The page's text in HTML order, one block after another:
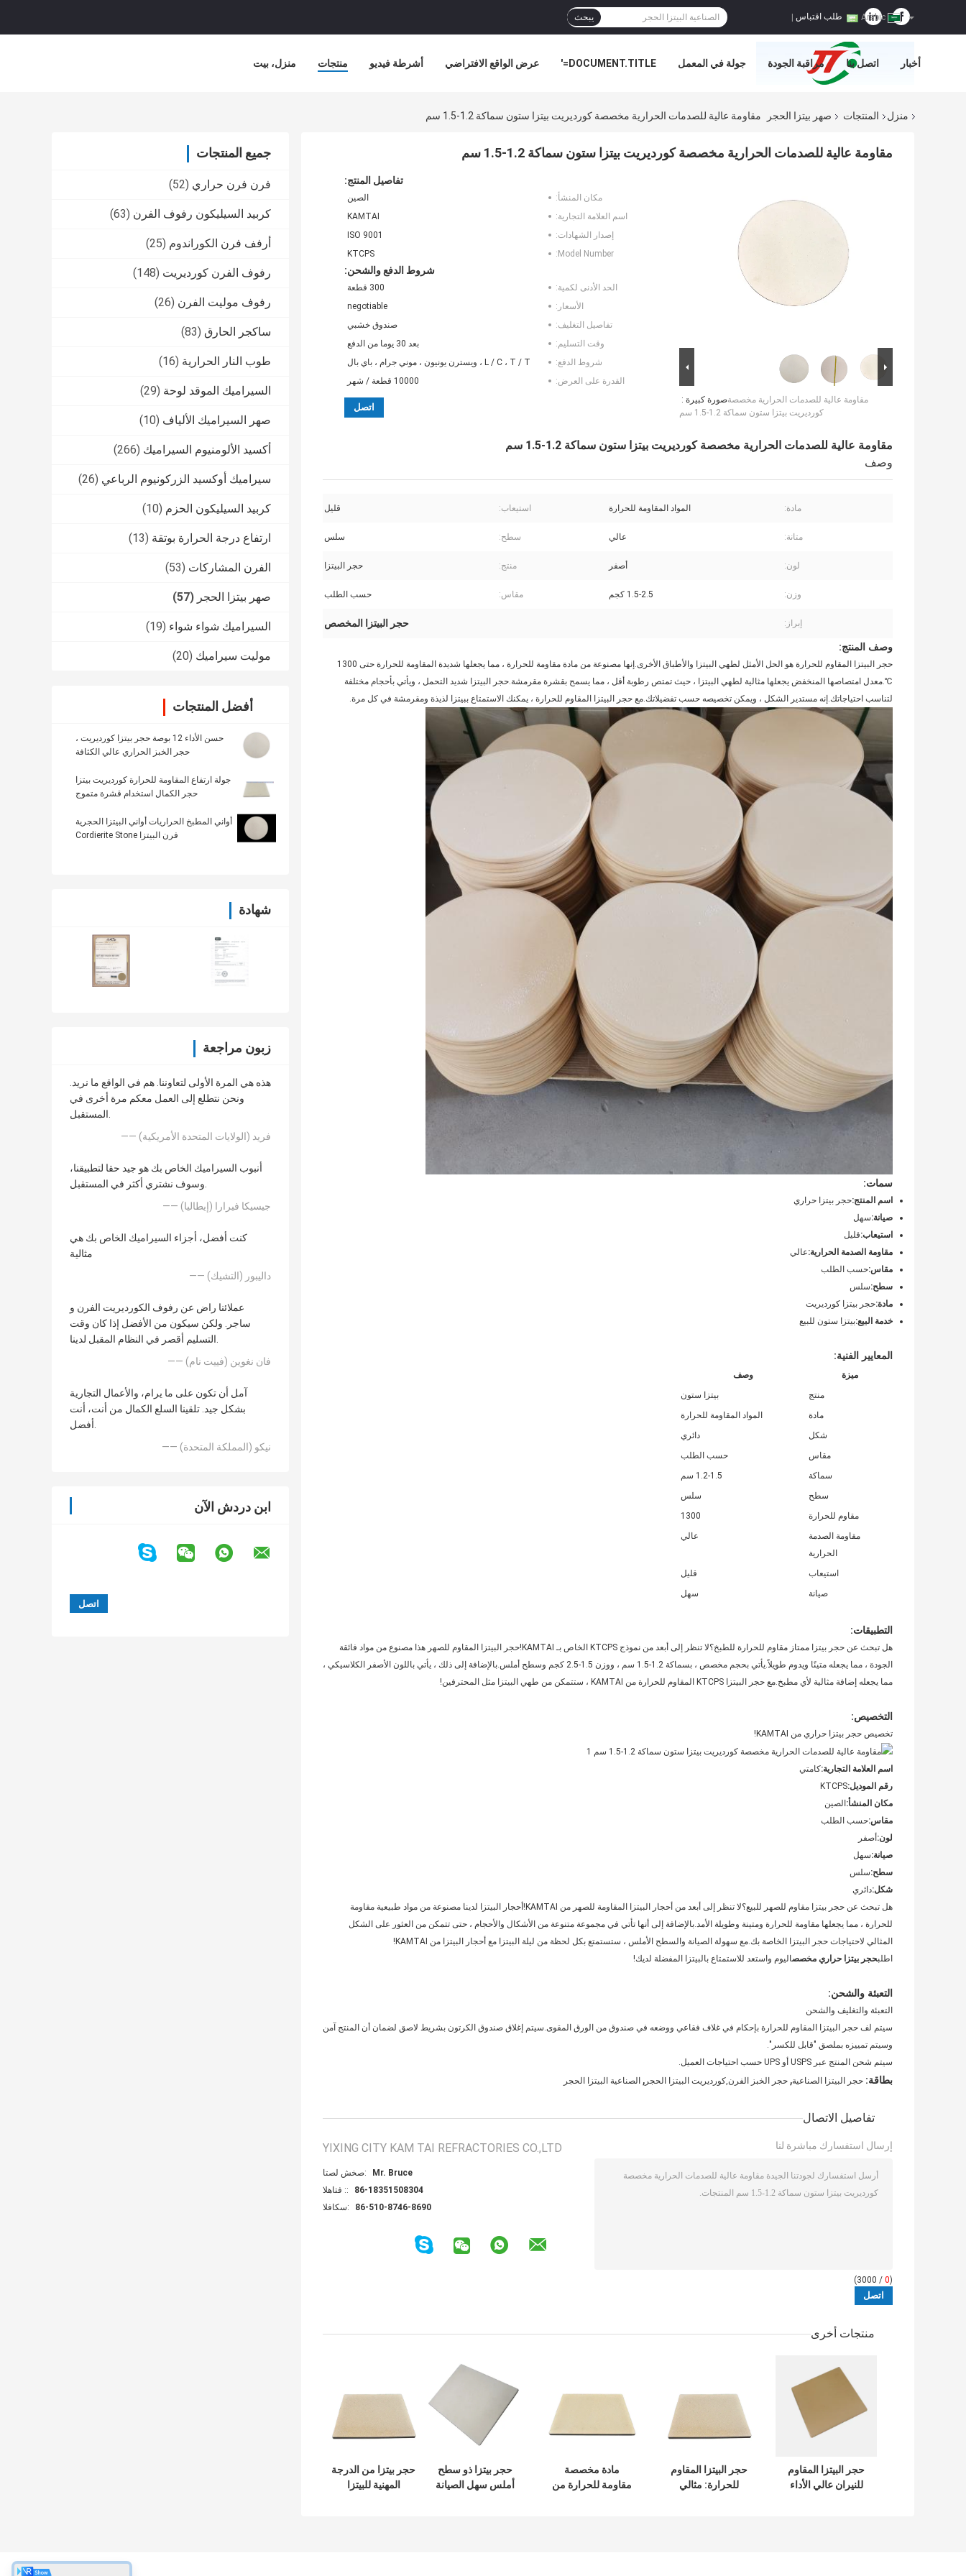
طلب اقتباس يبحث
منزل، بيت منتجات أشرطة فيديو عرض الواقع الافتراضي DOCUMENT.TITLE=' جولة في المعمل مراقبة الجودة اتصل بنا أخبار
منزل
المنتجات صهر بيتزا الحجر مقاومة عالية للصدمات الحرارية مخصصة كورديريت بيتزا ستون سماكة 1.2-1.5 سم
جميع المنتجات
فرن فرن حراري (52)
كربيد السيليكون رفوف الفرن (63)
أرفف فرن الكوراندوم (25)
رفوف الفرن كورديريت (148)
رفوف موليت الفرن (26)
ساكجر الحارق (83)
طوب النار الحرارية (16)
السيراميك الموقد لوحة (29)
صهر السيراميك الألياف (10)
أكسيد الألومنيوم السيراميك (266)
سيراميك أوكسيد الزركونيوم الرباعي (26)
كربيد السيليكون الحزم (10)
ارتفاع درجة الحرارة بوتقة (13)
الفرن المشاركات (53)
صهر بيتزا الحجر (57)
السيراميك شواء شواء (19)
موليت سيراميك (20)
أفضل المنتجات
حسن الأداء 12 بوصة حجر بيتزا كورديريت ،
حجر الخبز الحراري عالي الكثافة
جولة ارتفاع المقاومة للحرارة كورديريت بيتزا
حجر الكمال استخدام قشرة متموج
أواني المطبخ الحراريات أواني البيتزا الحجرية
فرن البيتزا Cordierite Stone
شهادة
زبون مراجعة
هذه هي المرة الأولى لتعاوننا. هم في الواقع ما نريد.
ونحن نتطلع إلى العمل معكم مرة أخرى في
المستقبل.
—— فريد (الولايات المتحدة الأمريكية)
أنبوب السيراميك الخاص بك هو جيد حقا لتطبيقنا،
وسوف نشتري أكثر في المستقبل.
—— جيسيكا فيرارا (إيطاليا)
كنت أفضل، أجزاء السيراميك الخاص بك هي
مثالية
—— داليبور (التشيك)
عملائنا راض عن رفوف الكورديريت الفرن و
ساجر. ولكن سيكون من الأفضل إذا كان وقت
التسليم أقصر في النظام المقبل لدينا.
—— فان نغوين (فييت نام)
آمل أن تكون على ما يرام، والأعمال التجارية
بشكل جيد. تلقينا السلع الكمال من أنت، أنت
أفضل.
—— نيكو (المملكة المتحدة)
ابن دردش الآن
مقاومة عالية للصدمات الحرارية مخصصة كورديريت بيتزا ستون سماكة 1.2-1.5 سم
صورة كبيرة :مقاومة عالية للصدمات الحرارية مخصصة
كورديريت بيتزا ستون سماكة 1.2-1.5 سم
تفاصيل المنتج:
مكان المنشأ:
الصين
اسم العلامة التجارية:
KAMTAI
إصدار الشهادات:
ISO 9001
Model Number:
KTCPS
شروط الدفع والشحن:
الحد الأدنى لكمية:
300 قطعة
الأسعار:
negotiable
تفاصيل التغليف:
صندوق خشبي
وقت التسليم:
بعد 30 يوما من الدفع
شروط الدفع:
L / C ، T / T ، ويسترن يونيون ، موني جرام ، باي بال
القدرة على العرض:
10000 قطعة / شهر
اتصل
مقاومة عالية للصدمات الحرارية مخصصة كورديريت بيتزا ستون سماكة 1.2-1.5 سم
وصف
مادة: المواد المقاومة للحرارة استيعاب: قليل
متانة: عالي سطح: سلس
لون: أصفر منتج: حجر البيتزا
وزن: 1.5-2.5 كجم مقاس: حسب الطلب
إبراز: حجر البيتزا المخصص
وصف المنتج:
حجر البيتزا المقاوم للحرارة هو الحل الأمثل لطهي البيتزا والأطباق الأخرى.إنها مصنوعة من مادة مقاومة للحرارة ، مما يجعلها شديدة المقاومة للحرارة حتى 1300
℃.معدل امتصاصها المنخفض يجعلها مثالية لطهي البيتزا ، حيث تمتص رطوبة أقل ، مما يسمح بقشرة مقرمشة.حجر البيتزا شديد التحمل ، ويأتي بأحجام مختلفة
لتناسب احتياجاتك.إنه مستدير الشكل ، ويمكن تخصيصه حسب تفضيلاتك.مع حجر البيتزا المقاوم للحرارة ، يمكنك الاستمتاع ببيتزا لذيذة ومقرمشة في كل مرة.
سمات:
اسم المنتج:حجر بيتزا حراري
صيانة:سهل
استيعاب:قليل
مقاومة الصدمة الحرارية:عالي
مقاس:حسب الطلب
سطح:سلس
مادة:حجر بيتزا كورديريت
خدمة البيع:بيتزا ستون للبيع
المعايير الفنية:
ميزة
وصف
منتج
بيتزا ستون
مادة
المواد المقاومة للحرارة
شكل
دائري
مقاس
حسب الطلب
سماكة
1.2-1.5 سم
سطح
سلس
مقاوم للحرارة
1300
مقاومة الصدمة
الحرارية
عالي
استيعاب
قليل
صيانة
سهل
التطبيقات:
هل تبحث عن حجر بيتزا ممتاز مقاوم للحرارة للطبخ؟لا تنظر إلى أبعد من نموذج KTCPS الخاص بـ KAMTAI!حجر البيتزا المقاوم للصهر هذا مصنوع من مواد فائقة
الجودة ، مما يجعله متينًا ويدوم طويلاً.يأتي بحجم مخصص ، بسماكة 1.2-1.5 سم ، ووزن 1.5-2.5 كجم وسطح أملس.بالإضافة إلى ذلك ، يأتي باللون الأصفر الكلاسيكي ،
مما يجعله إضافة مثالية لأي مطبخ.مع حجر البيتزا KTCPS المقاوم للحرارة من KAMTAI ، ستتمكن من طهي البيتزا مثل المحترفين!
التخصيص:
تخصيص حجر بيتزا حراري من KAMTAI!
اسم العلامة التجارية:كامتي
رقم الموديل:KTCPS
مكان المنشأ: الصين
مقاس:حسب الطلب
لون: أصفر
صيانة:سهل
سطح:سلس
شكل:دائري
هل تبحث عن حجر بيتزا مقاوم للصهر للبيع؟لا تنظر إلى أبعد من أحجار البيتزا المقاومة للصهر من KAMTAI!أحجار البيتزا لدينا مصنوعة من مواد طبيعية مقاومة
للحرارة ، مما يجعلها مقاومة للحرارة ومتينة وطويلة الأمد.بالإضافة إلى أنها تأتي في مجموعة متنوعة من الأشكال والأحجام ، حتى تتمكن من العثور على الشكل
المثالي لاحتياجات حجر البيتزا الخاصة بك.مع سهولة الصيانة والسطح الأملس ، ستستمتع بكل لحظة من ليلة البيتزا مع أحجار البيتزا من KAMTAI!
اطلبحجر بيتزا حراري مخصصاليوم واستعد للاستمتاع بالبيتزا المفضلة لديك!
التعبئة والشحن:
التعبئة والتغليف والشحن
سيتم لف حجر البيتزا المقاوم للحرارة بإحكام في غلاف فقاعي ووضعه في صندوق من الورق المقوى.سيتم إغلاق صندوق الكرتون بشريط لاصق لضمان أن المنتج آمن
وسيتم تمييزه بملصق "قابل للكسر".
سيتم شحن المنتج عبر USPS أو UPS حسب احتياجات العميل.
بطاقة: حجر البيتزا الصناعية, حجر الخبز الفرن,كورديريت البيتزا الحجر , الصناعية البيتزا الحجر
تفاصيل الاتصال
YIXING CITY KAM TAI REFRACTORIES CO.,LTD
اتصل شخص:
Mr. Bruce
الهاتف ::
86-18351508304
الفاكس:
86-510-8746-8690
إرسال استفسارك مباشرة لنا
(
0
/ 3000)
منتجات أخرى
حجر البيتزا المقاوم
للنيران عالي الأداء
حجر البيتزا المقاوم
للحرارة: مثالي
مادة مخصصة
مقاومة للحرارة من
حجر بيتزا ذو سطح
أملس سهل الصيانة
حجر بيتزا من الدرجة
المهنية للبيتزا